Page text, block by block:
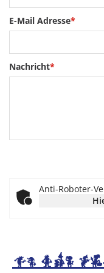
E-Mail Adresse*
Nachricht*
Anti-Roboter-